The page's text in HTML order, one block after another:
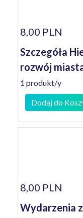
8,00 PLN
Szczegóła
rozwój
1 produkt/y
Dodaj do
8,00 PLN
Wydarzenia